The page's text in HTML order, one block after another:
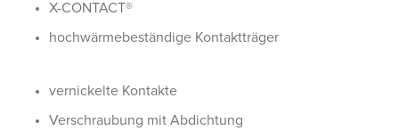
X-CONTACT®
hochwärmebeständige Kontaktträger
vernickelte Kontakte
Verschraubung mit Abdichtung